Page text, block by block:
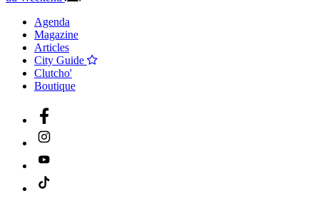
Agenda
Magazine
Articles
City Guide
Clutcho'
Boutique